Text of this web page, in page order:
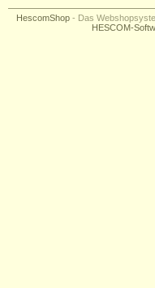
HescomShop - Das
HESCOM-